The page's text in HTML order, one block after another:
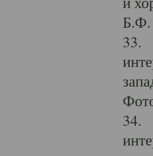
Б.Ф.
33.
34.